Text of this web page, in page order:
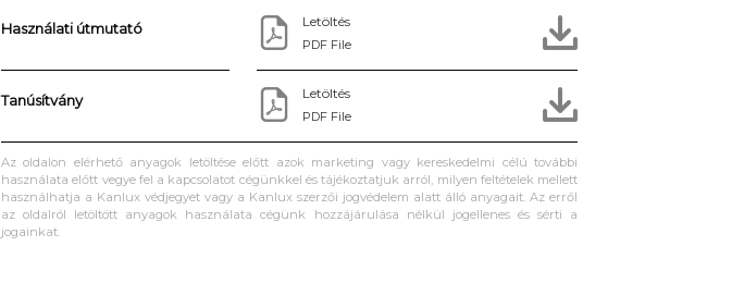
Használati útmutató Letöltés
PDF File
Tanúsítvány Letöltés
PDF File
Az oldalon elérhető anyagok letöltése előtt azok marketing vagy kereskedelmi célú további
használata előtt vegye fel a kapcsolatot cégünkkel és tájékoztatjuk arról, milyen feltételek mellett
használhatja a Kanlux védjegyet vagy a Kanlux szerzői jogvédelem alatt álló anyagait. Az erről
az oldalról letöltött anyagok használata cégünk hozzájárulása nélkül jogellenes és sérti a
jogainkat.